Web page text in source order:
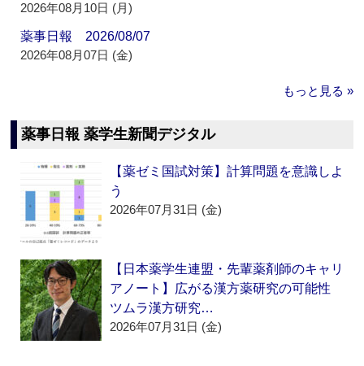
2026年08月10日 (月)
薬事日報 2026/08/07
2026年08月07日 (金)
もっと見る »
薬事日報 薬学生新聞デジタル
【薬ゼミ国試対策】計算問題を意識しよ
う
2026年07月31日 (金)
【日本薬学生連盟・先輩薬剤師のキャリ
アノート】広がる漢方薬研究の可能性
ツムラ漢方研究…
2026年07月31日 (金)